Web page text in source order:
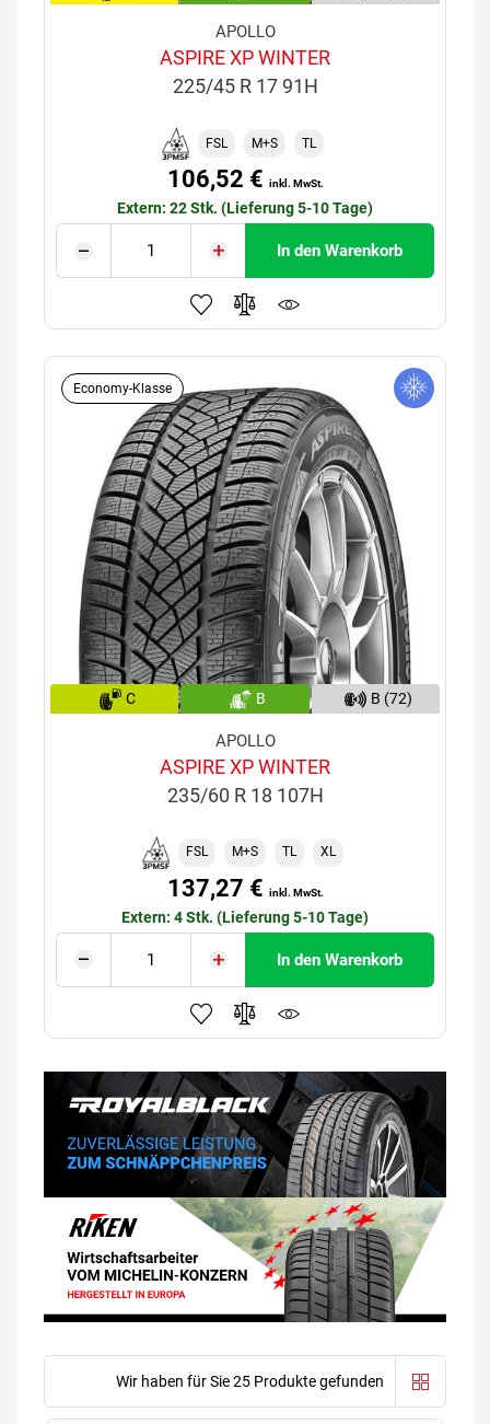
APOLLO
ASPIRE XP WINTER
225/45 R 17 91H
FSL M+S TL
106,52 € inkl. MwSt.
Extern: 22 Stk. (Lieferung 5-10 Tage)
In den Warenkorb
Economy-Klasse
C B B (72)
APOLLO
ASPIRE XP WINTER
235/60 R 18 107H
FSL M+S TL XL
137,27 € inkl. MwSt.
Extern: 4 Stk. (Lieferung 5-10 Tage)
In den Warenkorb
Wir haben für Sie 25 Produkte gefunden